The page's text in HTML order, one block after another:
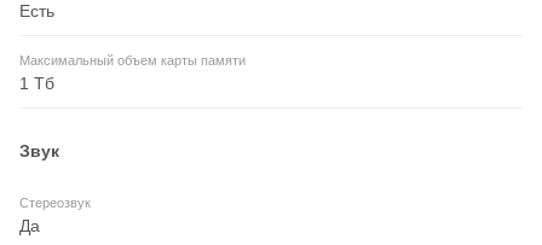
Есть
Максимальный объем карты памяти
1 Тб
Звук
Стереозвук
Да